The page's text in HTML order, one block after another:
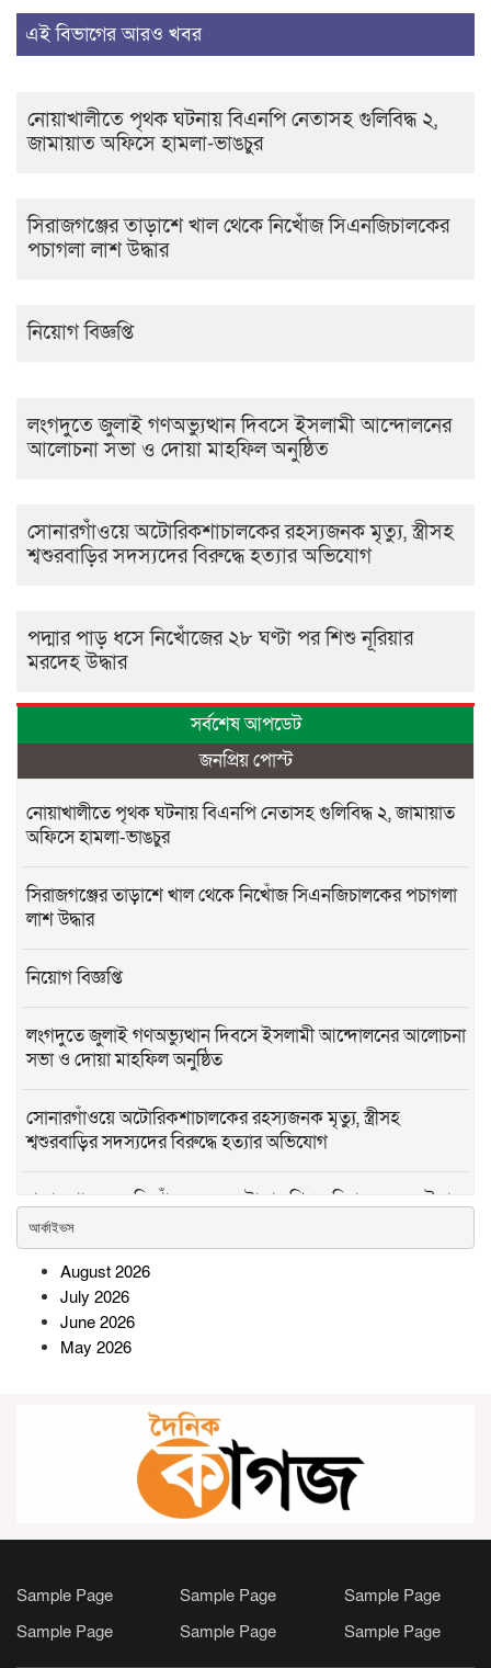
এই বিভাগের আরও খবর
নোয়াখালীতে পৃথক ঘটনায় বিএনপি নেতাসহ গুলিবিদ্ধ ২,
জামায়াত অফিসে হামলা-ভাঙচুর
সিরাজগঞ্জের তাড়াশে খাল থেকে নিখোঁজ সিএনজিচালকের
পচাগলা লাশ উদ্ধার
নিয়োগ বিজ্ঞপ্তি
লংগদুতে জুলাই গণঅভ্যুত্থান দিবসে ইসলামী আন্দোলনের
আলোচনা সভা ও দোয়া মাহফিল অনুষ্ঠিত
সোনারগাঁওয়ে অটোরিকশাচালকের রহস্যজনক মৃত্যু, স্ত্রীসহ
শ্বশুরবাড়ির সদস্যদের বিরুদ্ধে হত্যার অভিযোগ
পদ্মার পাড় ধসে নিখোঁজের ২৮ ঘণ্টা পর শিশু নূরিয়ার
মরদেহ উদ্ধার
সর্বশেষ আপডেট
জনপ্রিয় পোস্ট
নোয়াখালীতে পৃথক ঘটনায় বিএনপি নেতাসহ গুলিবিদ্ধ ২, জামায়াত
অফিসে হামলা-ভাঙচুর
সিরাজগঞ্জের তাড়াশে খাল থেকে নিখোঁজ সিএনজিচালকের পচাগলা
লাশ উদ্ধার
নিয়োগ বিজ্ঞপ্তি
লংগদুতে জুলাই গণঅভ্যুত্থান দিবসে ইসলামী আন্দোলনের আলোচনা
সভা ও দোয়া মাহফিল অনুষ্ঠিত
সোনারগাঁওয়ে অটোরিকশাচালকের রহস্যজনক মৃত্যু, স্ত্রীসহ
শ্বশুরবাড়ির সদস্যদের বিরুদ্ধে হত্যার অভিযোগ
পদ্মার পাড় ধসে নিখোঁজের ২৮ ঘণ্টা পর শিশু নূরিয়ার মরদেহ উদ্ধার
সমাবেশ
রামগতিতে প্রেমের সম্পর্কের পর ধর্ষণ
মামলা: নিরপেক্ষ তদন্তের দাবি
সোনারগাঁওয়ে বিশ্ব মাতৃদুগ্ধ সপ্তাহ
উপলক্ষে বর্ণাঢ্য র‍্যালি ও সচেতনতামূলক
কর্মসূচি
আর্কাইভস
August 2026
July 2026
June 2026
May 2026
Sample Page Sample Page
Sample Page
Sample Page
Sample Page Sample Page